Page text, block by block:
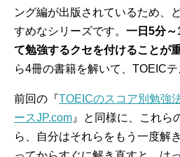
ング編が出版されているため、
すめなシリーズです。 一日5分～
て勉強するクセを付けることが
ら4冊の書籍を解いて、TOEICテ
前回の『TOEICのスコア別勉強
ースJP.com 』と同様に、これら
ら、自分はそれらをもう一度解